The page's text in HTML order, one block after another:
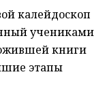
калейдоскоп
учениками
книги
этапы